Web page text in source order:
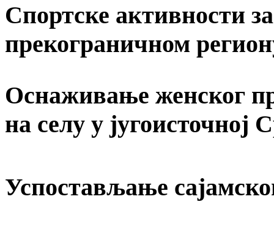
Спортске активности
прекограничном
Оснаживање женског
на селу у југоисточној
Успостављање